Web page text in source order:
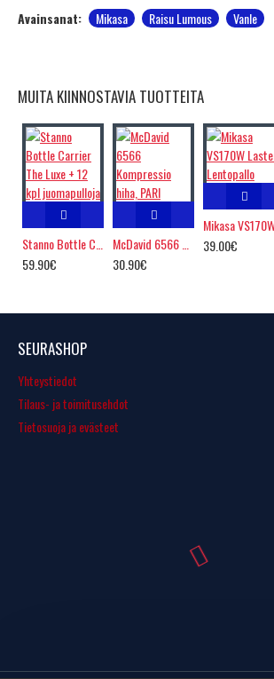
Avainsanat: Mikasa Raisu Lumous Vanle
MUITA KIINNOSTAVIA TUOTTEITA
59.90€
30.90€
39.00€
SEURASHOP
Yhteystiedot
Tilaus- ja toimitusehdot
Tietosuoja ja evästeet